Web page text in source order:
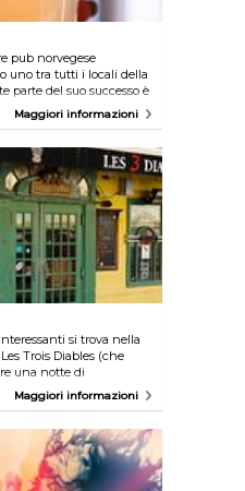
pub norvegese
uno tra tutti i locali della
parte del suo successo è
e agli enormi boccali di
è un must per tutti
Maggiori informazioni
si trova nella
Trois Diables (che
una notte di
varietà di musica,
serata karaoke il
Maggiori informazioni